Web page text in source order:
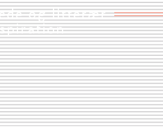
og litterær